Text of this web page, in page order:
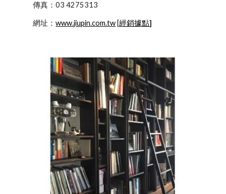
            傳真：03 4275313
            網址：
www.jiupin.com.tw [經銷據點]